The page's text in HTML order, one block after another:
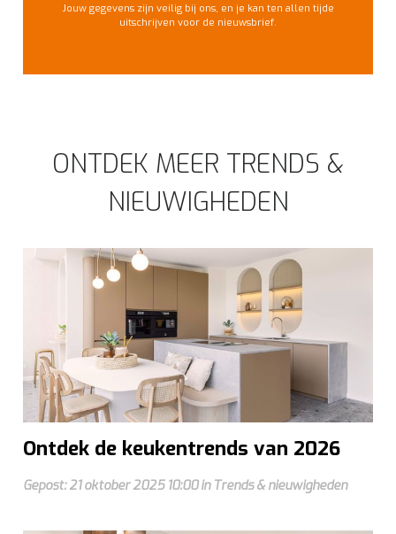
Jouw gegevens zijn veilig bij ons, en je kan ten allen tijde
uitschrijven voor de nieuwsbrief.
ONTDEK MEER TRENDS &
NIEUWIGHEDEN
Ontdek de keukentrends van 2026
Gepost: 21 oktober 2025 10:00 in Trends & nieuwigheden